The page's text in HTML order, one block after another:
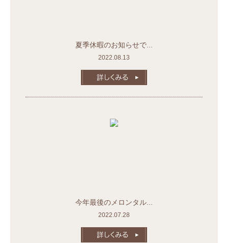
夏季休暇のお知らせで...
2022.08.13
今年最後のメロンタル...
2022.07.28